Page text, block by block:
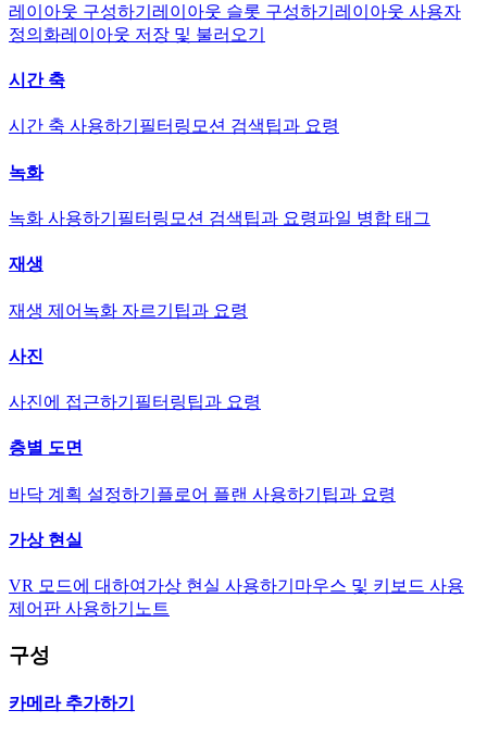
레이아웃 구성하기 레이아웃 슬롯 구성하기 레이아웃 사용자
정의화레이아웃 저장 및 불러오기
시간 축
시간 축 사용하기 필터링모션 검색팁과 요령
녹화
녹화 사용하기 필터링 모션 검색팁과 요령파일 병합 태그
재생
재생 제어 녹화 자르기 팁과 요령
사진
사진에 접근하기 필터링팁과 요령
층별 도면
바닥 계획 설정하기 플로어 플랜 사용하기 팁과 요령
가상 현실
VR 모드에 대하여 가상 현실 사용하기 마우스 및 키보드 사용
제어판 사용하기 노트
구성
카메라 추가하기